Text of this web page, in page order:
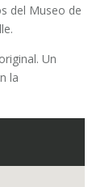
del Museo de
Un
la